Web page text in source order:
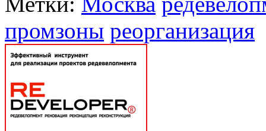
промзоны реорганизация